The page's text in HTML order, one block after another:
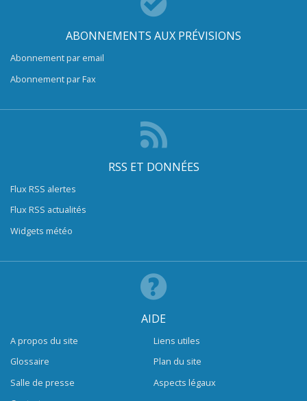
ABONNEMENTS AUX PRÉVISIONS
Abonnement par email
Abonnement par Fax
RSS ET DONNÉES
Flux RSS alertes
Flux RSS actualités
Widgets météo
AIDE
A propos du site
Glossaire
Salle de presse
Liens utiles
Plan du site
Aspects légaux